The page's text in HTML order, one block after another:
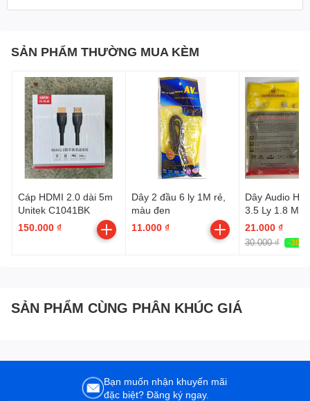
SẢN PHẨM THƯỜNG MUA KÈM
Cáp HDMI 2.0 dài 5m
Unitek C1041BK
150.000 ₫
Dây 2 đầu 6 ly 1M rẻ,
màu đen
11.000 ₫
Dây Audio
3.5 Ly 1.8 Mét
21.000 ₫
30.000 ₫ -30%
SẢN PHẨM CÙNG PHÂN KHÚC GIÁ
Bạn muốn nhận khuyến mãi
đặc biệt? Đăng ký ngay.